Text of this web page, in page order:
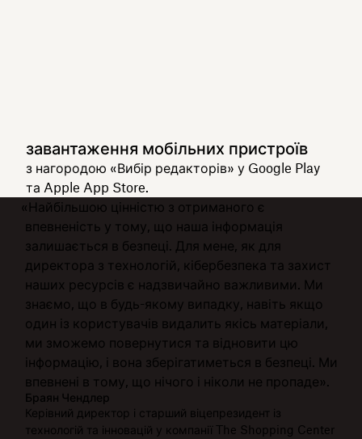
завантаження мобільних пристроїв
з нагородою «Вибір редакторів» у Google Play
та Apple App Store.
«Найбільшою цінністю з отриманого є
впевненість у тому, що наша інформація
залишається в безпеці. Для мене, як для
директора з технологій, кібербезпека та захист
наших ресурсів є надзвичайно важливими. Ми
знаємо, що в будь-якому випадку, навіть якщо
один із користувачів видалить якісь матеріали,
ми зможемо повернутися та відновити цю
інформацію, і вона зберігатиметься в безпеці. Ми
впевнені в тому, що нічого і ніколи не пропаде».
Браян Чендлер
Керівний директор і старший віцепрезидент із
технологій та інновацій у компанії The Shopping Center